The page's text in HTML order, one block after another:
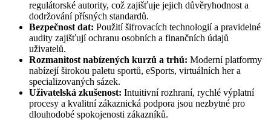
regulátorské autority, což zajišťuje jejich důvěryhodnost a
dodržování přísných standardů.
Bezpečnost dat: Použití šifrovacích technologií a pravidelné
audity zajišťují ochranu osobních a finančních údajů
uživatelů.
Rozmanitost nabízených kurzů a trhů: Moderní platformy
nabízejí širokou paletu sportů, eSports, virtuálních her a
specializovaných sázek.
Uživatelská zkušenost: Intuitivní rozhraní, rychlé výplatní
procesy a kvalitní zákaznická podpora jsou nezbytné pro
dlouhodobé spokojenosti zákazníků.